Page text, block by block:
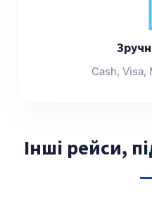
Cash, Visa,
Інші рейси,